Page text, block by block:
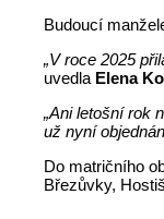
Budoucí
„V roce 2025
uvedla Elena
„Ani letošní rok
už nyní
Do matričního
Březůvky,